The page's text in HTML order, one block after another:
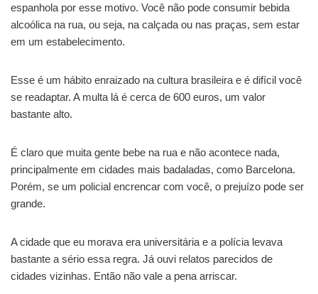
espanhola por esse motivo. Você não pode consumir bebida
alcoólica na rua, ou seja, na calçada ou nas praças, sem estar
em um estabelecimento.
Esse é um hábito enraizado na cultura brasileira e é difícil você
se readaptar. A multa lá é cerca de 600 euros, um valor
bastante alto.
É claro que muita gente bebe na rua e não acontece nada,
principalmente em cidades mais badaladas, como Barcelona.
Porém, se um policial encrencar com você, o prejuízo pode ser
grande.
A cidade que eu morava era universitária e a polícia levava
bastante a sério essa regra. Já ouvi relatos parecidos de
cidades vizinhas. Então não vale a pena arriscar.